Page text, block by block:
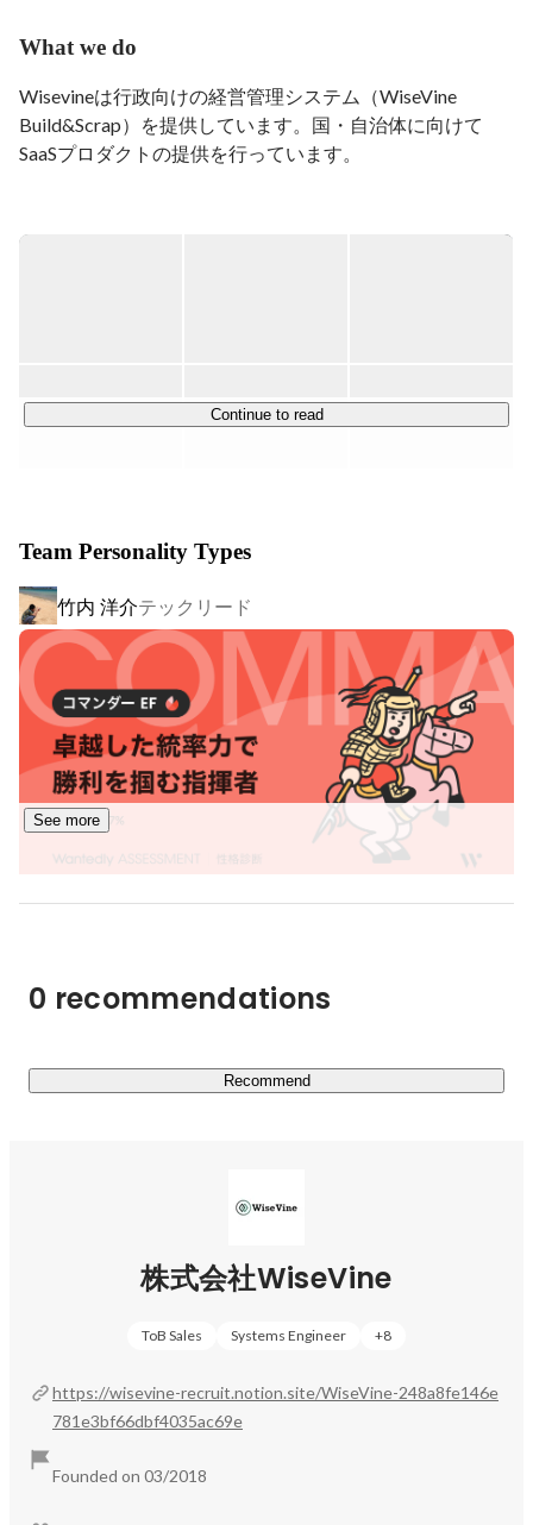
ティングに従事。本業の傍ら、慶応義塾大学で途上国の
自治体職員向けに気候変動政策に係る講義を担当。2018
年3月にWiseVineを設立。
What we do
Wisevineは行政向けの経営管理システム（WiseVine
Build&Scrap）を提供しています。国・自治体に向けて
SaaSプロダクトの提供を行っています。
行政は主に税金からなる財源を、どのような事業へ投資す
齢化に伴う財政難から、その健全で幸福な生活を維持し、
として、現在の行政における課題の一つを根本的に解決
し、行政予算を配分する「財政課」に焦点を当てて「未来
の世代に豊かな世界を」作るための経営管理システムを提
供しています。
Continue to read
Team Personality Types
竹内 洋介テックリード
See more
0 recommendations
Recommend
株式会社WiseVine
ToB Sales Systems Engineer +8
https://wisevine-recruit.notion.site/WiseVine-248a8fe146e
781e3bf66dbf4035ac69e
Founded on 03/2018